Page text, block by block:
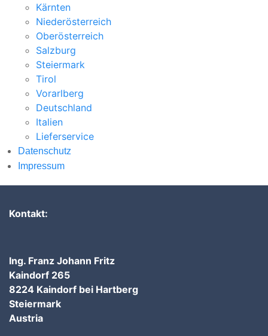
Kärnten
Niederösterreich
Oberösterreich
Salzburg
Steiermark
Tirol
Vorarlberg
Deutschland
Italien
Lieferservice
Datenschutz
Impressum
Kontakt:
Ing. Franz Johann Fritz
Kaindorf 265
8224 Kaindorf bei Hartberg
Steiermark
Austria